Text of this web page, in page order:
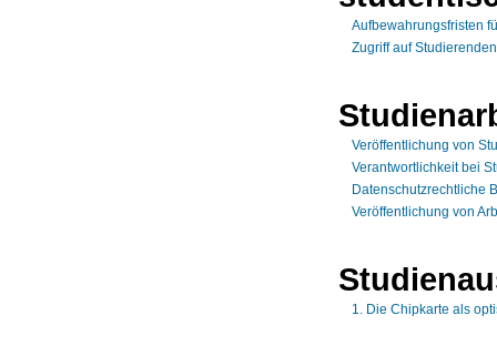
Aufbewahrungsfristen
Zugriff auf
Veröffentlichung von
Verantwortlichkeit bei
Datenschutzrechtliche
Veröffentlichung von
1. Die Chipkarte als